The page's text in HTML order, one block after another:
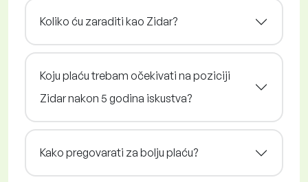
Koliko ću zaraditi kao Zidar?
Koju plaću trebam očekivati na poziciji
Zidar nakon 5 godina iskustva?
Kako pregovarati za bolju plaću?